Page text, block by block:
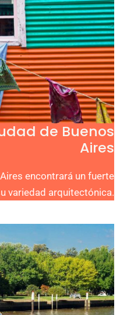
de Buenos
Aires
encontrará un fuerte
variedad arquitectónica.